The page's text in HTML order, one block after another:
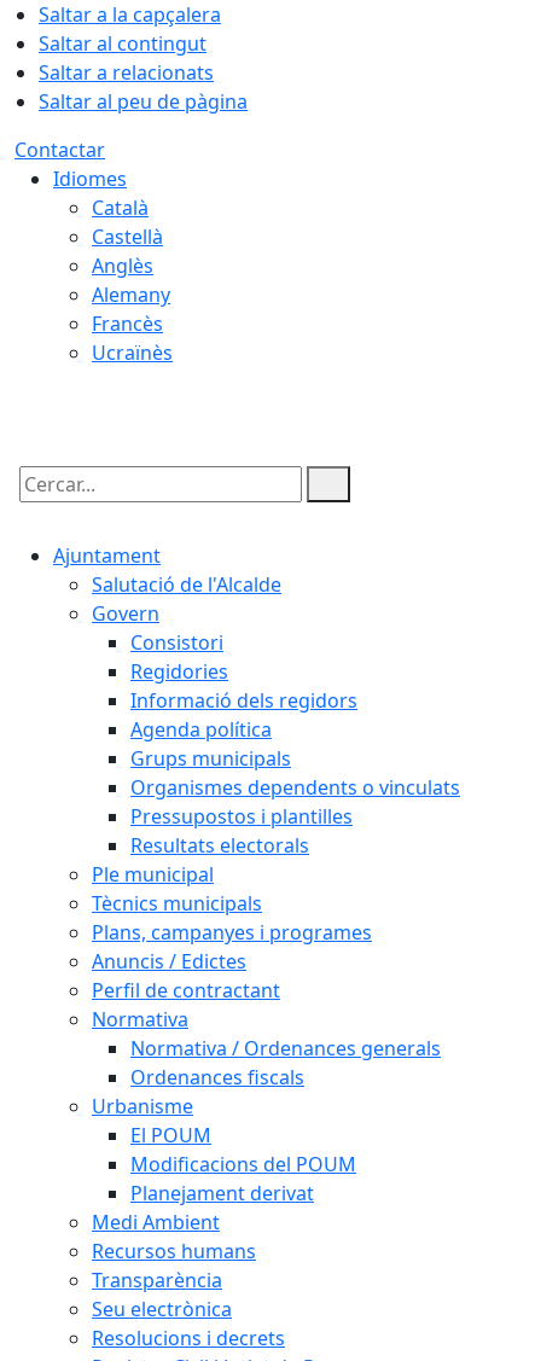
Saltar a la capçalera
Saltar al contingut
Saltar a relacionats
Saltar al peu de pàgina
Contactar
Idiomes
Català
Castellà
Anglès
Alemany
Francès
Ucraïnès
Cercar:
Ajuntament
Salutació de l'Alcalde
Govern
Consistori
Regidories
Informació dels regidors
Agenda política
Grups municipals
Organismes dependents o vinculats
Pressupostos i plantilles
Resultats electorals
Ple municipal
Tècnics municipals
Plans, campanyes i programes
Anuncis / Edictes
Perfil de contractant
Normativa
Normativa / Ordenances generals
Ordenances fiscals
Urbanisme
El POUM
Modificacions del POUM
Planejament derivat
Medi Ambient
Recursos humans
Transparència
Seu electrònica
Resolucions i decrets